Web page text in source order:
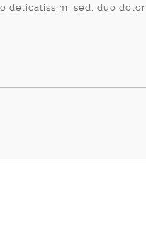
delicatissimi sed, duo dolor